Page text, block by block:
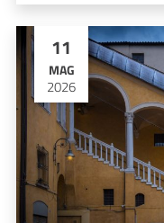
11
MAG
2026